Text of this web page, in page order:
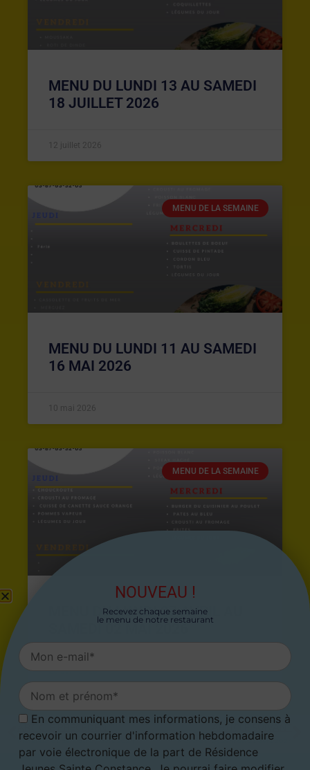
MENU DU LUNDI 13 AU SAMEDI
18 JUILLET 2026
12 juillet 2026
MENU DE LA SEMAINE
MENU DU LUNDI 11 AU SAMEDI
16 MAI 2026
10 mai 2026
MENU DE LA SEMAINE
MENU DU LUNDI 27 AVRIL AU
26 avril 2026
ARTICLE PRÉCÉDENT
Menu du 01 avril au 07 avril 2024
ARTICLE SUIVANT
Menu du 15 avril au 21 avril 2024
NOUVEAU !
Recevez chaque semaine
le menu de notre restaurant
En communiquant mes informations, je consens à
recevoir un courrier d'information hebdomadaire
par voie électronique de la part de Résidence